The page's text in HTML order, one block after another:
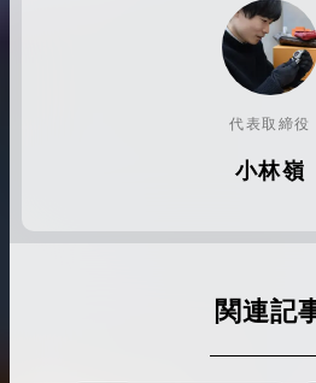
代表取締役
小林嶺
関連記